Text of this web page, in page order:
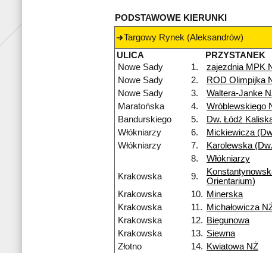
PODSTAWOWE KIERUNKI
Targowy Rynek (Aleksandrów)
ULICA
PRZYSTANEK
Nowe Sady
1. zajezdnia MPK
Nowe Sady
2. ROD Olimpijka
Nowe Sady
3. Waltera-Janke
Maratońska
4. Wróblewskiego
Bandurskiego
5. Dw. Łódź
Włókniarzy
6. Mickiewicza
Włókniarzy
7. Karolewska
8.
Włókniarzy
Krakowska
9.
Orientarium)
Krakowska 10. Minerska
Krakowska
11. Michałowicza
Krakowska
12. Biegunowa
Krakowska
13. Siewna
Złotno
14. Kwiatowa NŻ